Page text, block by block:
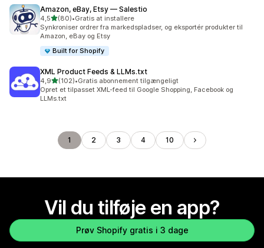
Amazon, eBay, Etsy — Salestio
4,5ud af 5 stjerner
(80)
80 anmeldelser i alt
•Gratis at installere
Synkroniser ordrer fra markedspladser, og eksportér produkter til
Amazon, eBay og Etsy
Built for Shopify
XML Product Feeds & LLMs.txt
4,9ud af 5 stjerner
(102)
102 anmeldelser i alt
•Gratis abonnement tilgængeligt
Opret et tilpasset XML-feed til Google Shopping, Facebook og
LLMs.txt
1 2 3 4 10
Vil du tilføje en app?
Prøv Shopify gratis i 3 dage